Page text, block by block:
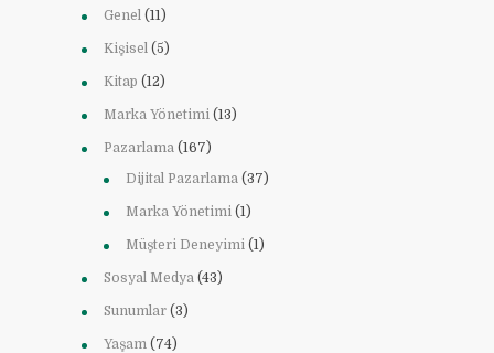
Genel (11)
Kişisel (5)
Kitap (12)
Marka Yönetimi (13)
Pazarlama (167)
Dijital Pazarlama (37)
Marka Yönetimi (1)
Müşteri Deneyimi (1)
Sosyal Medya (43)
Sunumlar (3)
Yaşam (74)